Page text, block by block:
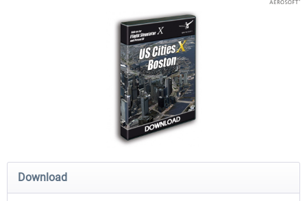
Airports of Mexico City & Central US Cities X - Chicago
Download